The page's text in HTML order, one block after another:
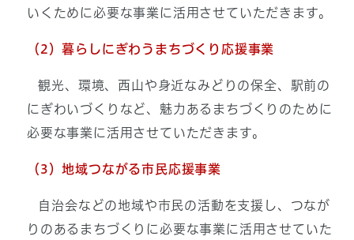
いくために必要な事業に活用させていただきます。
（2）暮らしにぎわうまちづくり応援事業
観光、環境、西山や身近なみどりの保全、駅前の
にぎわいづくりなど、魅力あるまちづくりのために
必要な事業に活用させていただきます。
（3）地域つながる市民応援事業
自治会などの地域や市民の活動を支援し、つなが
りのあるまちづくりに必要な事業に活用させていた